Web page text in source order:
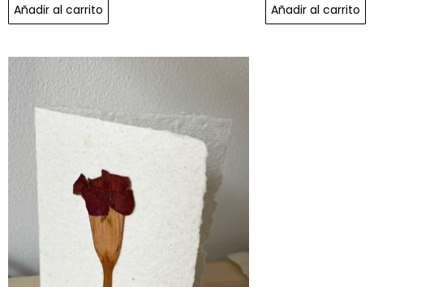
Añadir al carrito Añadir al carrito